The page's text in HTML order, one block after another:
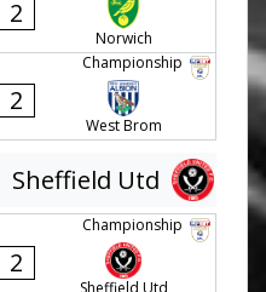
2
Norwich
Championship
2
West Brom
Sheffield Utd
Championship
2
Sheffield Utd